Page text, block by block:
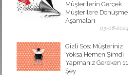
Müşterilerin Gerçek
Müşterilere Dönüşme
Aşamaları
03-06-2024
Gizli Sos: Müşteriniz
Yoksa Hemen Şimdi
Yapmanız Gereken 11
Şey